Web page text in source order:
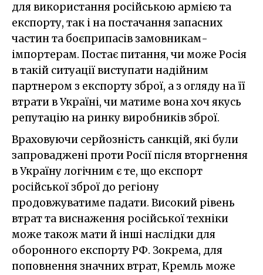
для використання російською армією та
експорту, так і на постачання запасних
частин та боєприпасів замовникам-
імпортерам. Постає питання, чи може Росія
в такій ситуації виступати надійним
партнером з експорту зброї, а з огляду на її
втрати в Україні, чи матиме вона хоч якусь
репутацію на ринку виробників зброї.
Враховуючи серйозність санкцій, які були
запроваджені проти Росії після вторгнення
в Україну логічним є те, що експорт
російської зброї до регіону
продовжуватиме падати. Високий рівень
втрат та виснаження російської техніки
може також мати й інші наслідки для
оборонного експорту РФ. Зокрема, для
поповнення значних втрат, Кремль може